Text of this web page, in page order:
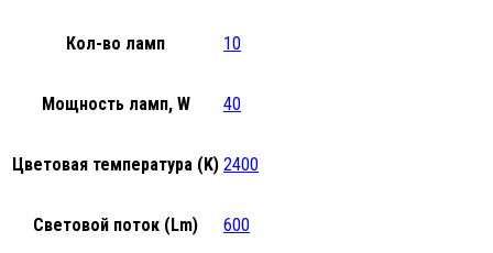
Кол-во ламп 10
Мощность ламп, W 40
Цветовая температура (K) 2400
Световой поток (Lm) 600